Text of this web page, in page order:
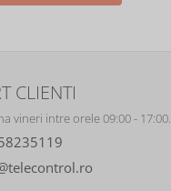
CLIENTI
vineri intre orele 09:00 - 17:00.